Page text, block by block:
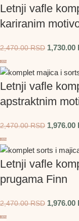
Letnji vafle
kariranim
2,470.00RSD 1,730.00
-20%
Letnji vafle
apstraktnim
2,470.00RSD 1,976.00
-20%
Letnji vafle
prugama Finn
2,470.00RSD 1,976.00
-30%